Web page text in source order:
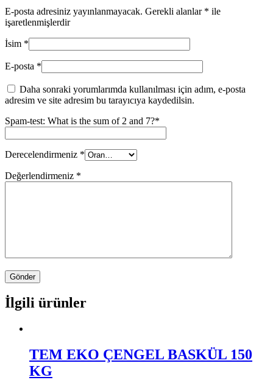
E-posta adresiniz yayınlanmayacak. Gerekli alanlar * ile
işaretlenmişlerdir
İsim *
E-posta *
Daha sonraki yorumlarımda kullanılması için adım, e-posta
adresim ve site adresim bu tarayıcıya kaydedilsin.
Spam-test: What is the sum of 2 and 7?*
Derecelendirmeniz *
Değerlendirmeniz *
İlgili ürünler
TEM EKO ÇENGEL BASKÜL 150
KG